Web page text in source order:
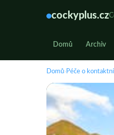
cockyplus.cz
Domů Archiv
Domů› Péče o